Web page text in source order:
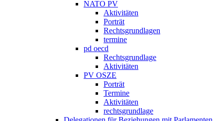
NATO PV
Aktivitäten
Porträt
Rechtsgrundlagen
termine
pd oecd
Rechtsgrundlage
Aktivitäten
PV OSZE
Porträt
Termine
Aktivitäten
rechtsgrundlage